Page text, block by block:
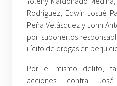
Rodríguez, Edwin Josué
Peña Velásquez y Jonh
por suponerlos
ilícito de drogas en
Por el mismo delito,
acciones contra